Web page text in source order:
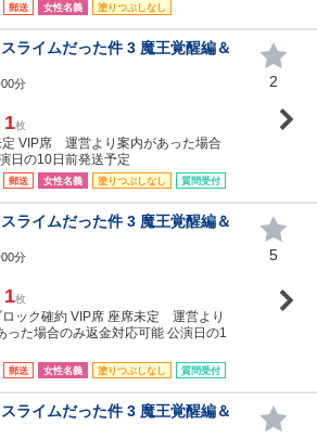
郵送 女性名義 塗りつぶしなし
ライムだった件 3 魔王覚醒編＆
分
1枚
定 VIP席 運営より案内があった場合
日の10日前発送予定
郵送 女性名義 塗りつぶしなし 質問受付
2
ライムだった件 3 魔王覚醒編＆
分
1枚
ロック確約 VIP席 座席未定 運営より
った場合のみ返金対応可能 公演日の1
郵送 女性名義 塗りつぶしなし 質問受付
5
ライムだった件 3 魔王覚醒編＆